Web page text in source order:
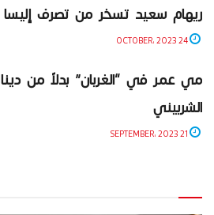
ريهام سعيد تسخر من تصرف إليسا
مي عمر في “الغربان” بدلاً من دينا
الشربيني